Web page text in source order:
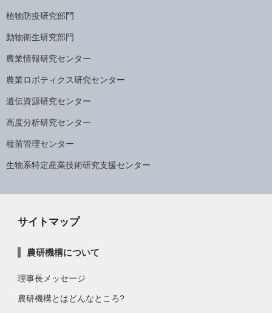
植物防疫研究部門
動物衛生研究部門
農業情報研究センター
農業ロボティクス研究センター
遺伝資源研究センター
高度分析研究センター
種苗管理センター
生物系特定産業技術研究支援センター
サイトマップ
農研機構について
理事長メッセージ
農研機構とはどんなところ?